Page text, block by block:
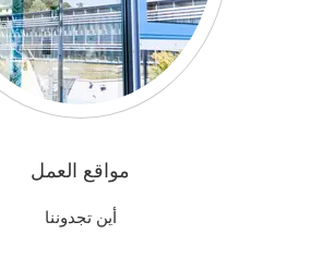
مواقع العمل
أين تجدوننا